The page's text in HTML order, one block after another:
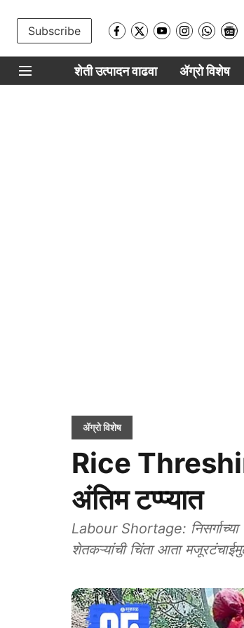
Subscribe
शेती उत्पादन वाढवा ॲग्रो विशेष
ॲग्रो विशेष
Rice
अंतिम टप्प्यात
Labour Shortage:
शेतकऱ्यांची चिंता आता